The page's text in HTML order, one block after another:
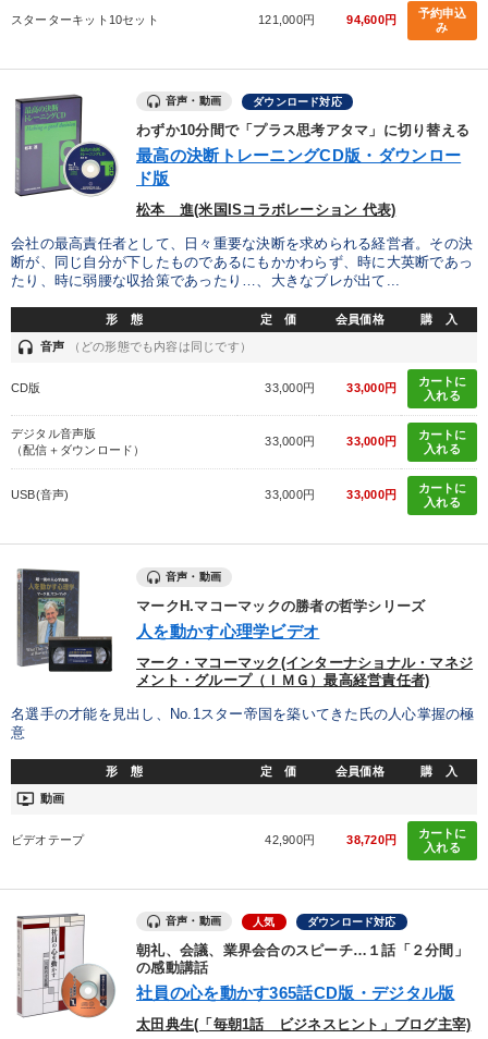
すべての音声・動画（全2077タイトル）からお探しいただけます
タグ・キーワード
インフレ対策・値上げ 労務問題・リスク対策
海外の成功事例 伝統・文化 ランチェスター戦略
SDGs テレビ・ネットで話題
女性経営者 サービス 未来先見 トレンド
労務問題・人事対策 ビジネスモデル
松下幸之助 ブランディング
※「更新」を押すと「タグ・キーワード」を更新いただけます。
スターターキット10セット 121,000円 94,600円
予約申込
み
音声・動画 ダウンロード対応
わずか10分間で「プラス思考アタマ」に切り替える
最高の決断トレーニングCD版・ダウンロー
ド版
松本 進(米国ISコラボレーション 代表)
会社の最高責任者として、日々重要な決断を求められる経営者。その決
断が、同じ自分が下したものであるにもかかわらず、時に大英断であっ
たり、時に弱腰な収拾策であったり…、大きなブレが出て...
形 態 定 価 会員価格 購 入
headset 音声 （どの形態でも内容は同じです）
CD版 33,000円 33,000円
カートに
入れる
デジタル音声版
（配信＋ダウンロード）
33,000円 33,000円
カートに
入れる
USB(音声) 33,000円 33,000円
カートに
入れる
音声・動画
マークH.マコーマックの勝者の哲学シリーズ
人を動かす心理学ビデオ
マーク・マコーマック(インターナショナル・マネジ
メント・グループ（ＩＭＧ）最高経営責任者)
名選手の才能を見出し、No.1スター帝国を築いてきた氏の人心掌握の極
意
形 態 定 価 会員価格 購 入
ondemand_video 動画
ビデオテープ 42,900円 38,720円
カートに
入れる
音声・動画 人気 ダウンロード対応
朝礼、会議、業界会合のスピーチ…１話「２分間」
の感動講話
社員の心を動かす365話CD版・デジタル版
太田典生(「毎朝1話 ビジネスヒント」ブログ主宰)